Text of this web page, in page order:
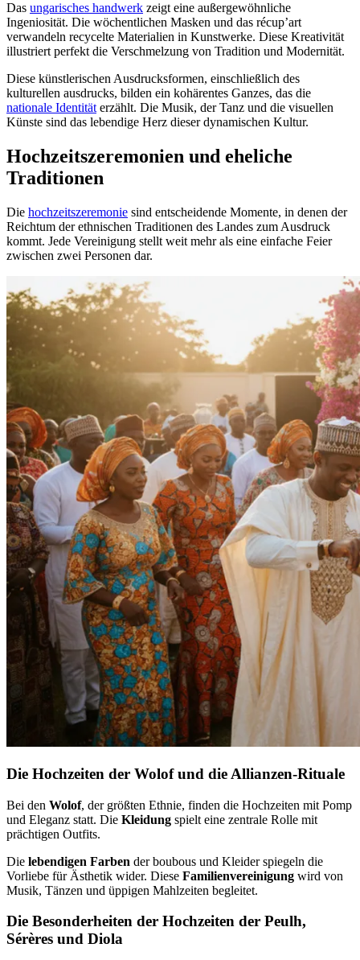
Das ungarisches handwerk zeigt eine außergewöhnliche
Ingeniosität. Die wöchentlichen Masken und das récup’art
verwandeln recycelte Materialien in Kunstwerke. Diese Kreativität
illustriert perfekt die Verschmelzung von Tradition und Modernität.
Diese künstlerischen Ausdrucksformen, einschließlich des
kulturellen ausdrucks, bilden ein kohärentes Ganzes, das die
nationale Identitäterzählt. Die Musik, der Tanz und die visuellen
Künste sind das lebendige Herz dieser dynamischen Kultur.
Hochzeitszeremonien und eheliche
Traditionen
Die hochzeitszeremonie sind entscheidende Momente, in denen der
Reichtum der ethnischen Traditionen des Landes zum Ausdruck
kommt. Jede Vereinigung stellt weit mehr als eine einfache Feier
zwischen zwei Personen dar.
Die Hochzeiten der Wolof und die Allianzen-Rituale
Bei den Wolof, der größten Ethnie, finden die Hochzeiten mit Pomp
und Eleganz statt. Die Kleidung spielt eine zentrale Rolle mit
prächtigen Outfits.
Die lebendigen Farben der boubous und Kleider spiegeln die
Vorliebe für Ästhetik wider. Diese Familienvereinigung wird von
Musik, Tänzen und üppigen Mahlzeiten begleitet.
Die Besonderheiten der Hochzeiten der Peulh,
Sérères und Diola